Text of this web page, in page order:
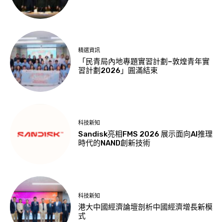
精選資訊
「民青局內地專題實習計劃–敦煌青年實
習計劃2026」圓滿結束
科技新知
Sandisk亮相FMS 2026 展示面向AI推理
時代的NAND創新技術
科技新知
港大中國經濟論壇剖析中國經濟增長新模
式